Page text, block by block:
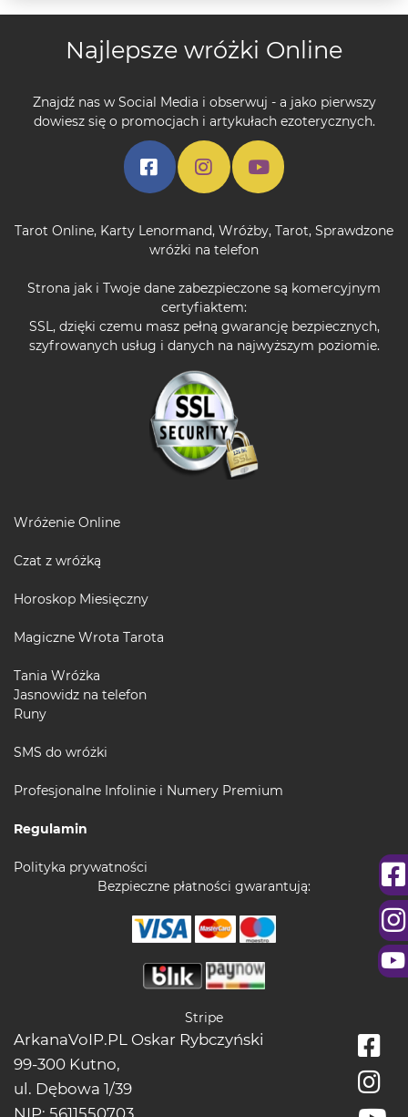
Najlepsze wróżki Online
Znajdź nas w Social Media i obserwuj - a jako pierwszy
dowiesz się o promocjach i artykułach ezoterycznych.
Tarot Online, Karty Lenormand, Wróżby, Tarot, Sprawdzone
wróżki na telefon
Strona jak i Twoje dane zabezpieczone są komercyjnym
certyfiaktem:
SSL, dzięki czemu masz pełną gwarancję bezpiecznych,
szyfrowanych usług i danych na najwyższym poziomie.
Wróżenie Online
Czat z wróżką
Horoskop Miesięczny
Magiczne Wrota Tarota
Tania Wróżka
Jasnowidz na telefon
Runy
SMS do wróżki
Profesjonalne Infolinie i Numery Premium
Regulamin
Polityka prywatności
Bezpieczne płatności gwarantują:
Stripe
ArkanaVoIP.PL Oskar Rybczyński
99-300 Kutno,
ul. Dębowa 1/39